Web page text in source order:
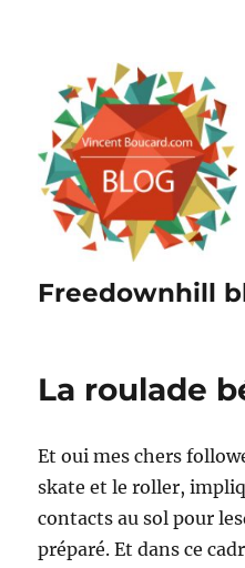
Freedownhill
La roulade
Et oui mes chers
skate et le roller,
contacts au sol pour
préparé. Et dans ce